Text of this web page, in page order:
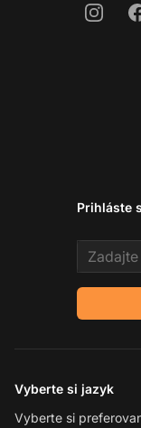
Prihláste
Email
Vyberte si jazyk
Vyberte si